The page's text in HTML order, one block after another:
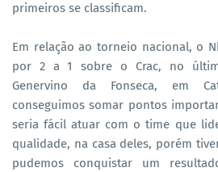
primeiros se classificam.
Em relação ao torneio nacional, o
por 2 a 1 sobre o Crac, no
Genervino da Fonseca, em
conseguimos somar pontos
seria fácil atuar com o time que
qualidade, na casa deles, porém
pudemos conquistar um